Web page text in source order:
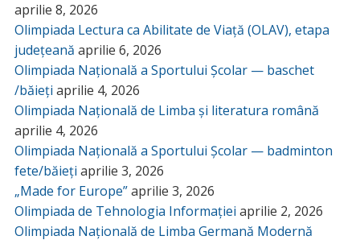
aprilie 8, 2026
Olimpiada Lectura ca Abilitate de Viață (OLAV), etapa
județeană aprilie 6, 2026
Olimpiada Națională a Sportului Școlar — baschet
/băieți aprilie 4, 2026
Olimpiada Națională de Limba și literatura română
aprilie 4, 2026
Olimpiada Națională a Sportului Școlar — badminton
fete/băieți aprilie 3, 2026
„Made for Europe”aprilie 3, 2026
Olimpiada de Tehnologia Informației aprilie 2, 2026
Olimpiada Națională de Limba Germană Modernă